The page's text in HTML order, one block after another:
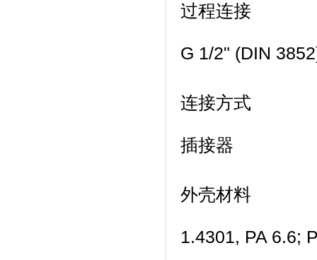
过程连接
G 1/2" (DIN
连接方式
插接器
外壳材料
1.4301, PA 6.6;